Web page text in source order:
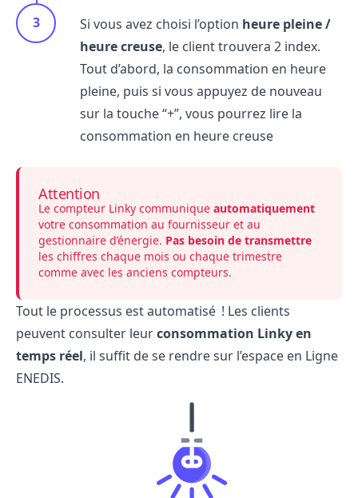
Si vous avez choisi l’option heure pleine /
heure creuse, le client trouvera 2 index.
Tout d’abord, la consommation en heure
pleine, puis si vous appuyez de nouveau
sur la touche “+”, vous pourrez lire la
consommation en heure creuse
Attention
Le compteur Linky communique automatiquement
votre consommation au fournisseur et au
gestionnaire d’énergie. Pas besoin de transmettre
les chiffres chaque mois ou chaque trimestre
comme avec les anciens compteurs.
Tout le processus est automatisé ! Les clients
peuvent consulter leurconsommation Linky en
temps réel, il suffit de se rendre sur l’espace en Ligne
ENEDIS.